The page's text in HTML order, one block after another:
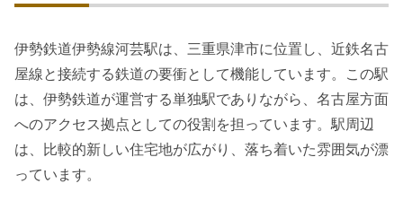
伊勢鉄道伊勢線河芸駅は、三重県津市に位置し、近鉄名古
屋線と接続する鉄道の要衝として機能しています。この駅
は、伊勢鉄道が運営する単独駅でありながら、名古屋方面
へのアクセス拠点としての役割を担っています。駅周辺
は、比較的新しい住宅地が広がり、落ち着いた雰囲気が漂
っています。